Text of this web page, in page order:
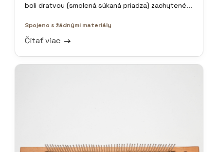
boli dratvou (smolená súkaná priadza) zachytené...
Spojeno s žádnými materiály
Čítať viac